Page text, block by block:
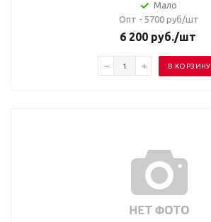
Мало
Опт - 5700 руб/шт
6 200руб./шт
В КОРЗИНУ